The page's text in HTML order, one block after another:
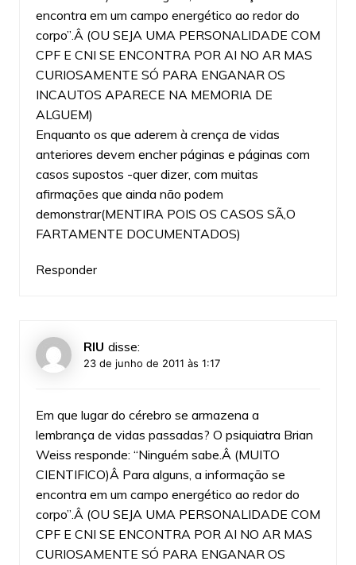
encontra em um campo energético ao redor do
corpo”.Â (OU SEJA UMA PERSONALIDADE COM
CPF E CNI SE ENCONTRA POR AI NO AR MAS
CURIOSAMENTE SÓ PARA ENGANAR OS
INCAUTOS APARECE NA MEMORIA DE
ALGUEM)
Enquanto os que aderem à crença de vidas
anteriores devem encher páginas e páginas com
casos supostos -quer dizer, com muitas
afirmações que ainda não podem
demonstrar(MENTIRA POIS OS CASOS SÃ‚O
FARTAMENTE DOCUMENTADOS)
Responder
RIU disse:
23 de junho de 2011 às 1:17
Em que lugar do cérebro se armazena a
lembrança de vidas passadas? O psiquiatra Brian
Weiss responde: “Ninguém sabe.Â (MUITO
CIENTIFICO)Â Para alguns, a informação se
encontra em um campo energético ao redor do
corpo”.Â (OU SEJA UMA PERSONALIDADE COM
CPF E CNI SE ENCONTRA POR AI NO AR MAS
CURIOSAMENTE SÓ PARA ENGANAR OS